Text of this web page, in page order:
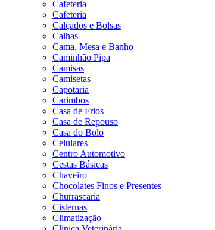
Cafeteria
Cafeteria
Calçados e Bolsas
Calhas
Cama, Mesa e Banho
Caminhão Pipa
Camisas
Camisetas
Capotaria
Carimbos
Casa de Frios
Casa de Repouso
Casa do Bolo
Celulares
Centro Automotivo
Cestas Básicas
Chaveiro
Chocolates Finos e Presentes
Churrascaria
Cisternas
Climatização